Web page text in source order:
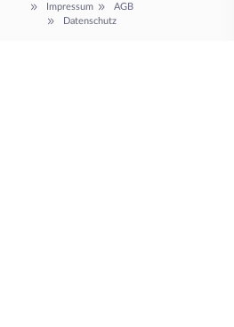
Impressum
AGB
Datenschutz